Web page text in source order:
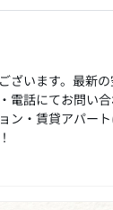
ざいます。最新
電話にてお問い合
ン・賃貸アパー